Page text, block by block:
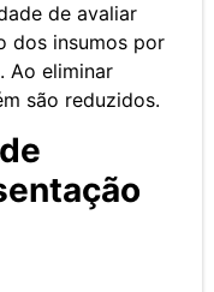
de avaliar
dos insumos por
Ao eliminar
são reduzidos.